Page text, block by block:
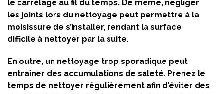
le carrelage au fil du temps. De même, négliger
les joints lors du nettoyage peut permettre à la
moisissure de s’installer, rendant la surface
difficile à nettoyer par la suite.
En outre, un nettoyage trop sporadique peut
entraîner des accumulations de saleté. Prenez le
temps de nettoyer régulièrement afin d’éviter des